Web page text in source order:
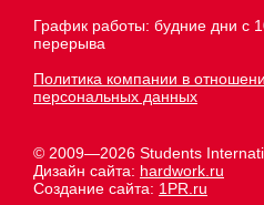
График работы: будние дни с
перерыва
Политика компании в
персональных данных
© 2009—2026 Students
Дизайн сайта: hardwork.ru
Создание сайта: 1PR.ru